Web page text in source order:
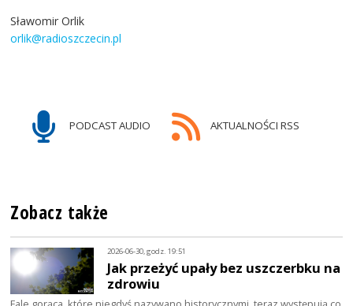
Sławomir Orlik
orlik@radioszczecin.pl
PODCAST AUDIO AKTUALNOŚCI RSS
Zobacz także
2026-06-30, godz. 19:51
Jak przeżyć upały bez uszczerbku na
zdrowiu